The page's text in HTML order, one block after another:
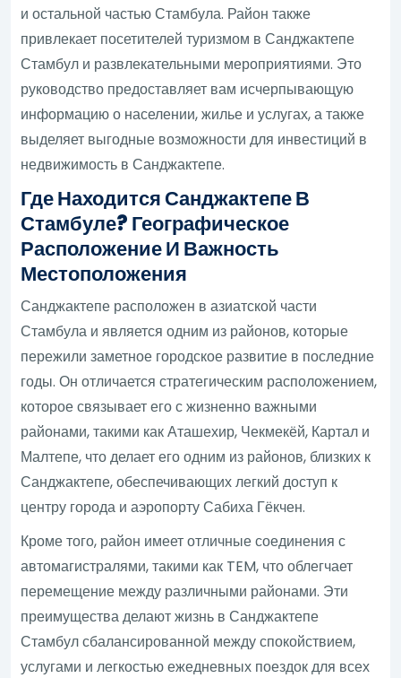
и остальной частью Стамбула. Район также
привлекает посетителей туризмом в Санджактепе
Стамбул и развлекательными мероприятиями. Это
руководство предоставляет вам исчерпывающую
информацию о населении, жилье и услугах, а также
выделяет выгодные возможности для инвестиций в
недвижимость в Санджактепе.
Где Находится Санджактепе В
Стамбуле? Географическое
Расположение И Важность
Местоположения
Санджактепе расположен в азиатской части
Стамбула и является одним из районов, которые
пережили заметное городское развитие в последние
годы. Он отличается стратегическим расположением,
которое связывает его с жизненно важными
районами, такими как Аташехир, Чекмекёй, Картал и
Малтепе, что делает его одним из районов, близких к
Санджактепе, обеспечивающих легкий доступ к
центру города и аэропорту Сабиха Гёкчен.
Кроме того, район имеет отличные соединения с
автомагистралями, такими как TEM, что облегчает
перемещение между различными районами. Эти
преимущества делают жизнь в Санджактепе
Стамбул сбалансированной между спокойствием,
услугами и легкостью ежедневных поездок для всех